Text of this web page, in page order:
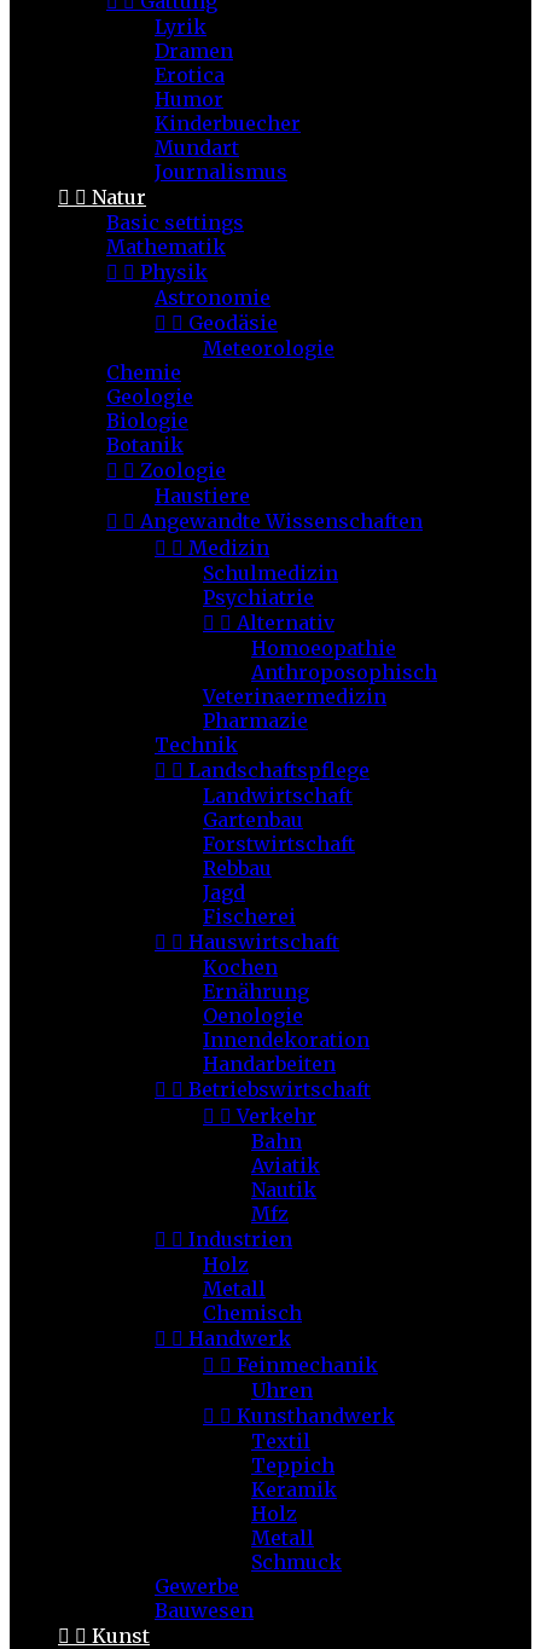
Lyrik
Dramen
Erotica
Humor
Kinderbuecher
Mundart
Journalismus
  Natur
Basic settings
Mathematik
  Physik
Astronomie
  Geodäsie
Meteorologie
Chemie
Geologie
Biologie
Botanik
  Zoologie
Haustiere
  Angewandte Wissenschaften
  Medizin
Schulmedizin
Psychiatrie
  Alternativ
Homoeopathie
Anthroposophisch
Veterinaermedizin
Pharmazie
Technik
  Landschaftspflege
Landwirtschaft
Gartenbau
Forstwirtschaft
Rebbau
Jagd
Fischerei
  Hauswirtschaft
Kochen
Ernährung
Oenologie
Innendekoration
Handarbeiten
  Betriebswirtschaft
  Verkehr
Bahn
Aviatik
Nautik
Mfz
  Industrien
Holz
Metall
Chemisch
  Handwerk
  Feinmechanik
Uhren
  Kunsthandwerk
Textil
Teppich
Keramik
Holz
Metall
Schmuck
Gewerbe
Bauwesen
  Kunst